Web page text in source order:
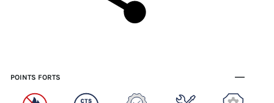
POINTS FORTS